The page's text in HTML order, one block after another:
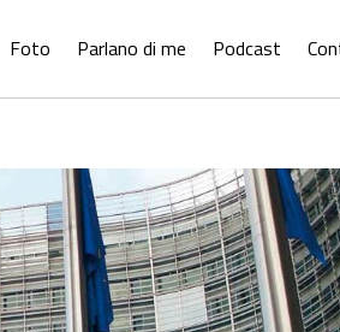
Foto Parlano di me Podcast